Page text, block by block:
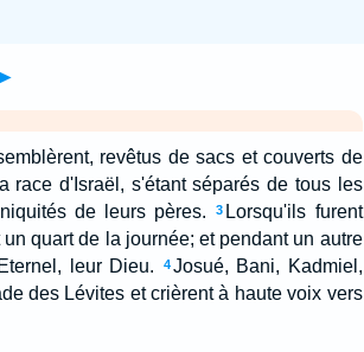
revêtus de sacs et couverts de
race d'Israël, s'étant séparés de tous les
de leurs pères.
3 Lorsqu'ils furent
quart de la journée; et pendant un autre
leur Dieu.
4Josué, Bani, Kadmiel,
des Lévites et crièrent à haute voix vers